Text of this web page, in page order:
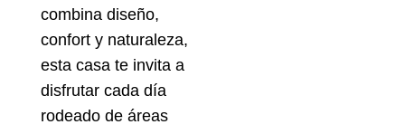
combina diseño,
confort y naturaleza,
esta casa te invita a
disfrutar cada día
rodeado de áreas